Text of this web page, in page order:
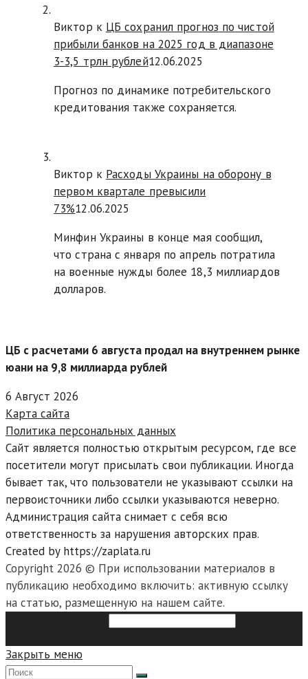
Виктор к ЦБ сохранил прогноз по чистой
прибыли банков на 2025 год в диапазоне
3-3,5 трлн рублей12.06.2025
Прогноз по динамике потребительского
кредитования также сохраняется.
Виктор к Расходы Украины на оборону в
первом квартале превысили
73%12.06.2025
Минфин Украины в конце мая сообщил,
что страна с января по апрель потратила
на военные нужды более 18,3 миллиардов
долларов.
ЦБ с расчетами 6 августа продал на внутреннем рынке
юани на 9,8 миллиарда рублей
6 Август 2026
Карта сайта
Политика персональных данных
Сайт является полностью открытым ресурсом, где все
посетители могут присылать свои публикации. Иногда
бывает так, что пользователи не указывают ссылки на
первоисточники либо ссылки указываются неверно.
Администрация сайта снимает с себя всю
ответственность за нарушения авторских прав.
Created by https://zaplata.ru
Copyright 2026 © При использовании материалов в
публикацию необходимо включить: активную ссылку
на статью, размещенную на нашем сайте.
Закрыть меню